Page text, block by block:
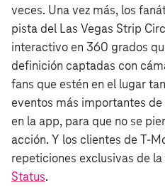
veces. Una vez más, los
pista del Las Vegas Strip
interactivo en 360 grados
definición captadas con
fans que estén en el lugar
eventos más importantes
en la app, para que no se
acción. Y los clientes de
repeticiones exclusivas de
Status.